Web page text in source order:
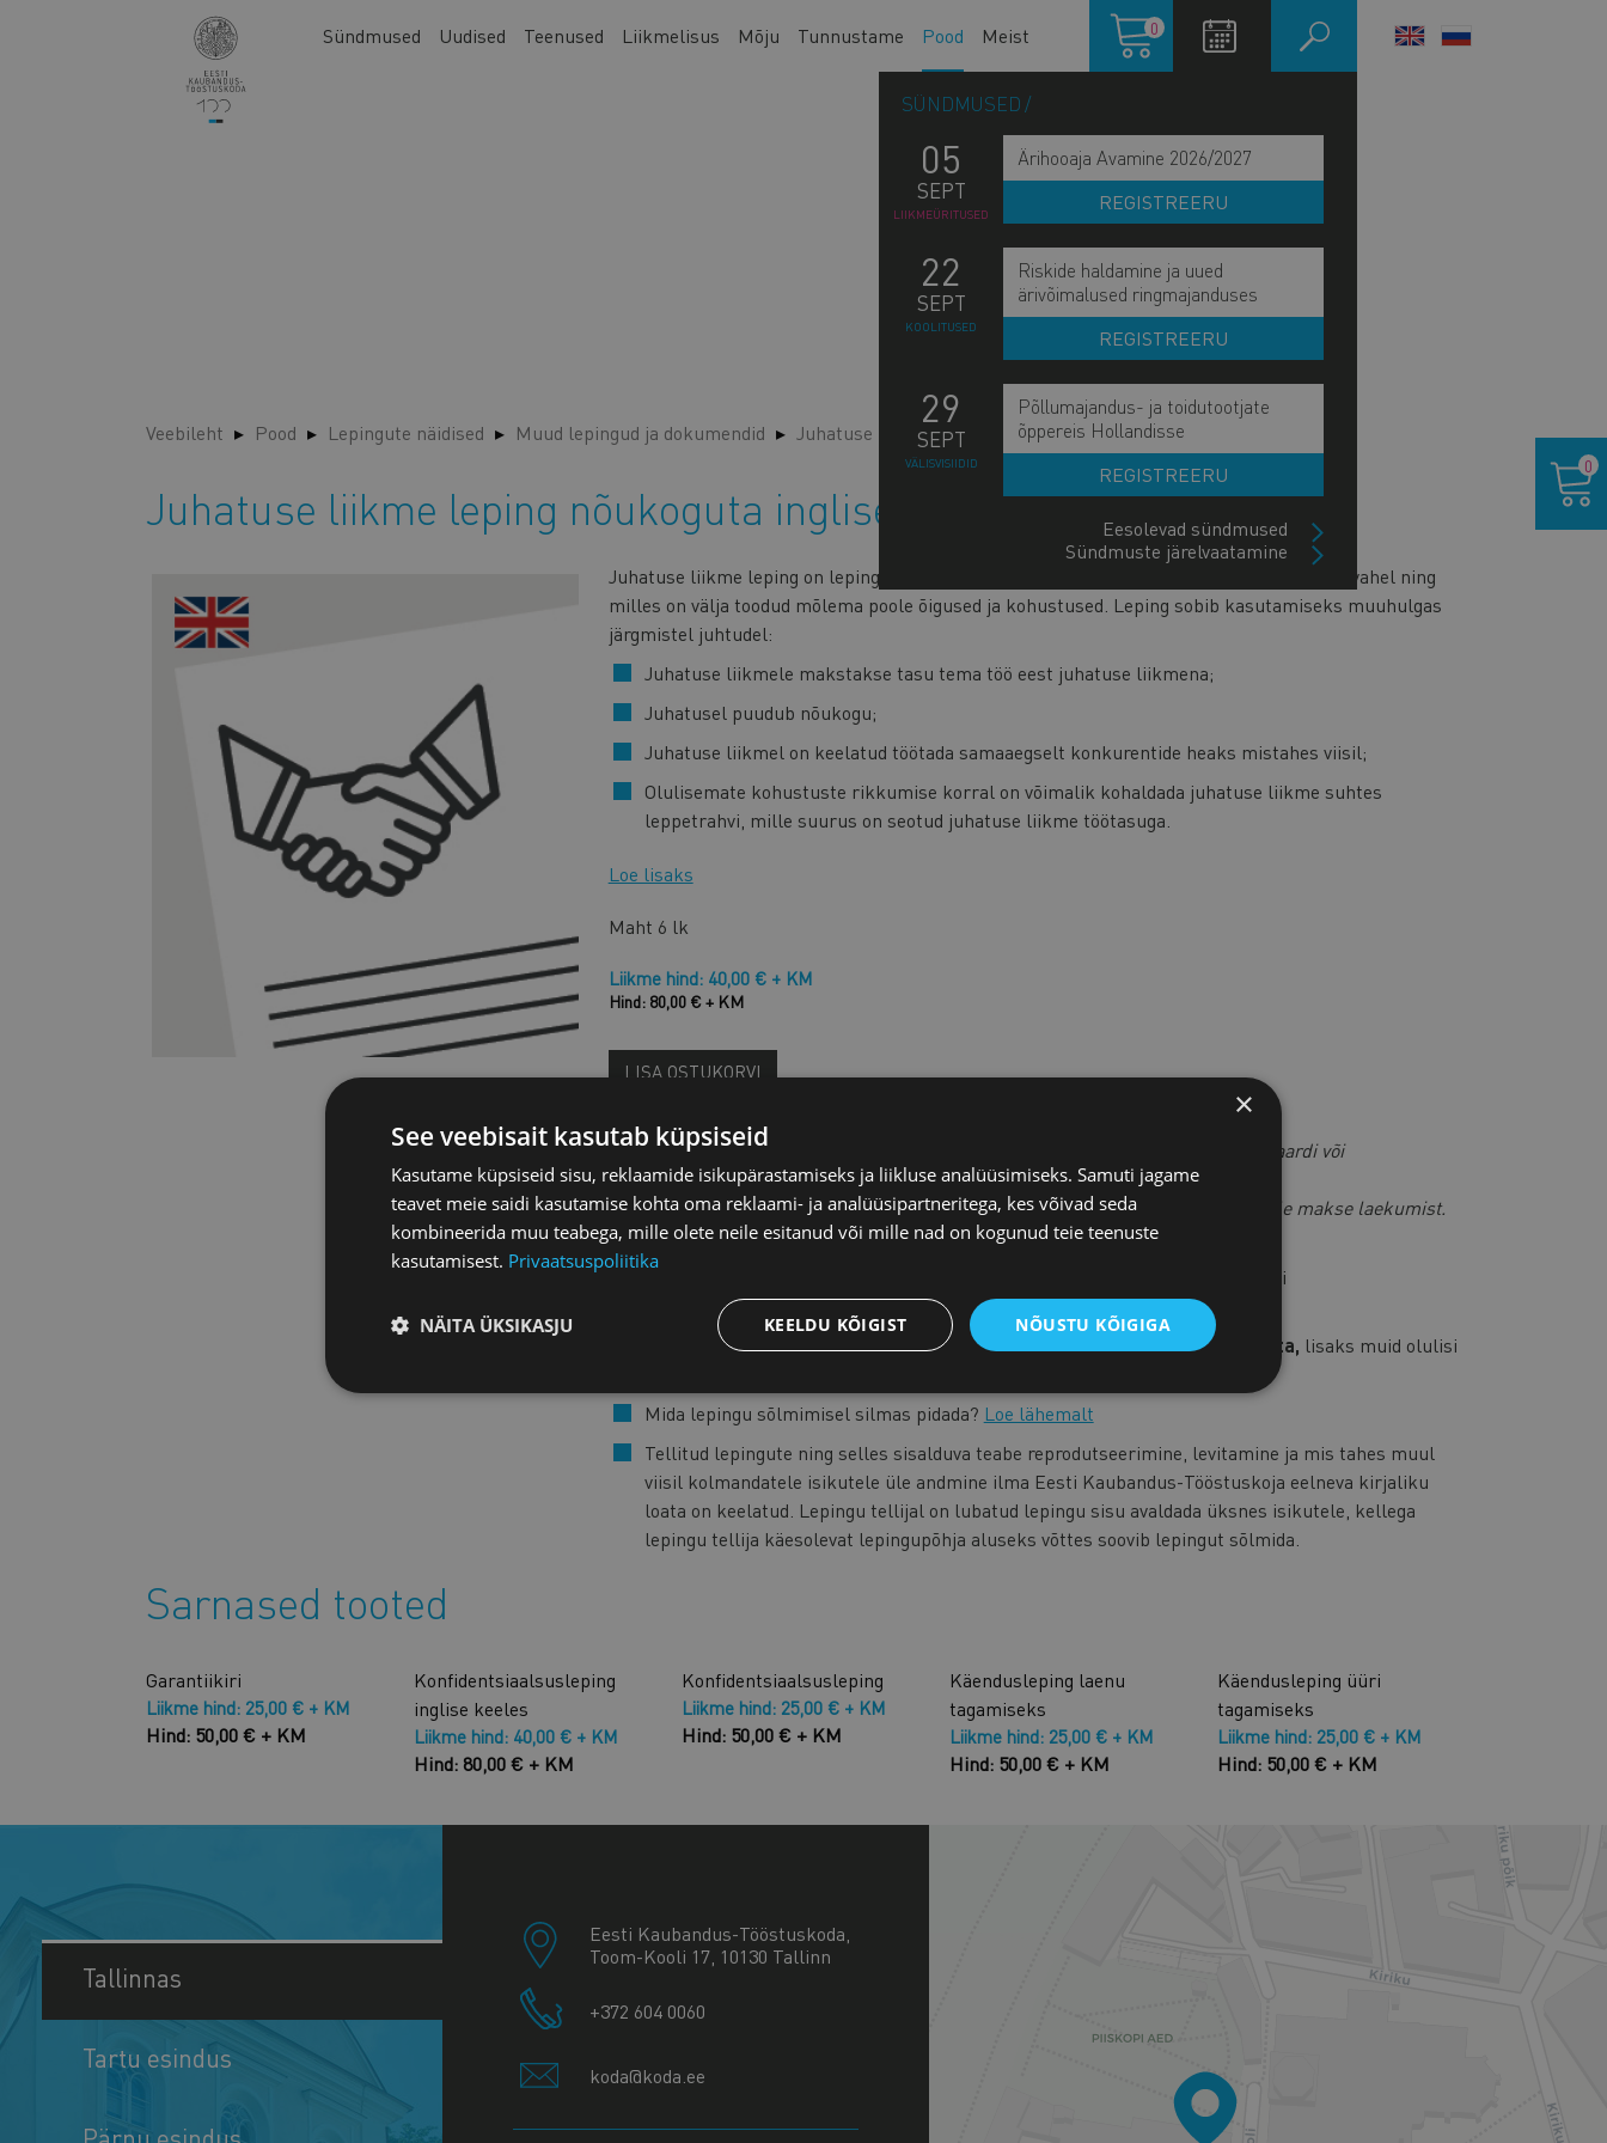
Main
Sündmused Uudised Teenused Liikmelisus Mõju Tunnustame Pood Meist
Ostukorv
0
SÜNDMUSED
05
SEPT
LIIKMEÜRITUSED
Ärihooaja Avamine 2026/2027
REGISTREERU
22
SEPT
KOOLITUSED
Riskide haldamine ja uued
ärivõimalused ringmajanduses
REGISTREERU
29
SEPT
VÄLISVISIIDID
Põllumajandus- ja toidutootjate
õppereis Hollandisse
REGISTREERU
Eesolevad sündmused
Sündmuste järelvaatamine
LANGUAGE
Veebileht Pood Lepingute näidised Muud lepingud ja dokumendid Juhatuse liikme leping nõukoguta inglise keeles
Juhatuse liikme leping nõukoguta inglise keeles
Juhatuse liikme leping on leping, mis sõlmitakse juriidilise isiku ja selle juhatuse liikme vahel ning
milles on välja toodud mõlema poole õigused ja kohustused. Leping sobib kasutamiseks muuhulgas
järgmistel juhtudel:
Juhatuse liikmele makstakse tasu tema töö eest juhatuse liikmena;
Juhatusel puudub nõukogu;
Juhatuse liikmel on keelatud töötada samaaegselt konkurentide heaks mistahes viisil;
Olulisemate kohustuste rikkumise korral on võimalik kohaldada juhatuse liikme suhtes
leppetrahvi, mille suurus on seotud juhatuse liikme töötasuga.
Loe lisaks
Maht 6 lk
Liikme hind: 40,00 € + KM
Hind: 80,00 € + KM
LISA OSTUKORVI
Lepingu fail edastatakse Teile automaatselt, kui olete ostu eest tasunud krediitkaardi või
pangalingiga, arve saadame ostu alusel hiljem.
Kui soovite ostu eest tasudaarve alusel pangaülekandega, siis saadame faili peale makse laekumist.
Kui soovid teha lepingus muudatusi, siis võta ühendust meie juristiga e-posti
aadressiljuristid@koda.ee
Kaubanduskoja liikmeteleon aastas1 tund juriidilist konsultatsiooni tasuta, lisaks muid olulisi
Mida lepingu sõlmimisel silmas pidada? Loe lähemalt
Tellitud lepingute ning selles sisalduva teabe reprodutseerimine, levitamine ja mis tahes muul
viisil kolmandatele isikutele üle andmine ilma Eesti Kaubandus-Tööstuskoja eelneva kirjaliku
loata on keelatud. Lepingu tellijal on lubatud lepingu sisu avaldada üksnes isikutele, kellega
lepingu tellija käesolevat lepingupõhja aluseks võttes soovib lepingut sõlmida.
Sarnased tooted
Garantiikiri
Liikme hind: 25,00 € + KM
Hind: 50,00 € + KM
Konfidentsiaalsusleping
inglise keeles
Liikme hind: 40,00 € + KM
Hind: 80,00 € + KM
Konfidentsiaalsusleping
Liikme hind: 25,00 € + KM
Hind: 50,00 € + KM
Käendusleping laenu
tagamiseks
Liikme hind: 25,00 € + KM
Hind: 50,00 € + KM
Käendusleping üüri
tagamiseks
Liikme hind: 25,00 € + KM
Hind: 50,00 € + KM
0
Tallinnas
Tartu esindus
Eesti Kaubandus-Tööstuskoda,
Toom-Kooli 17, 10130 Tallinn
+372 604 0060
koda@koda.ee
×
See veebisait kasutab küpsiseid
Kasutame küpsiseid sisu, reklaamide isikupärastamiseks ja liikluse analüüsimiseks. Samuti jagame
teavet meie saidi kasutamise kohta oma reklaami- ja analüüsipartneritega, kes võivad seda
kombineerida muu teabega, mille olete neile esitanud või mille nad on kogunud teie teenuste
kasutamisest. Privaatsuspoliitika
NÕUSTU KÕIGIGA
KEELDU KÕIGIST
NÄITA ÜKSIKASJU